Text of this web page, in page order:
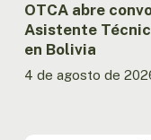
OTCA abre
Asistente
en Bolivia
4 de agosto de